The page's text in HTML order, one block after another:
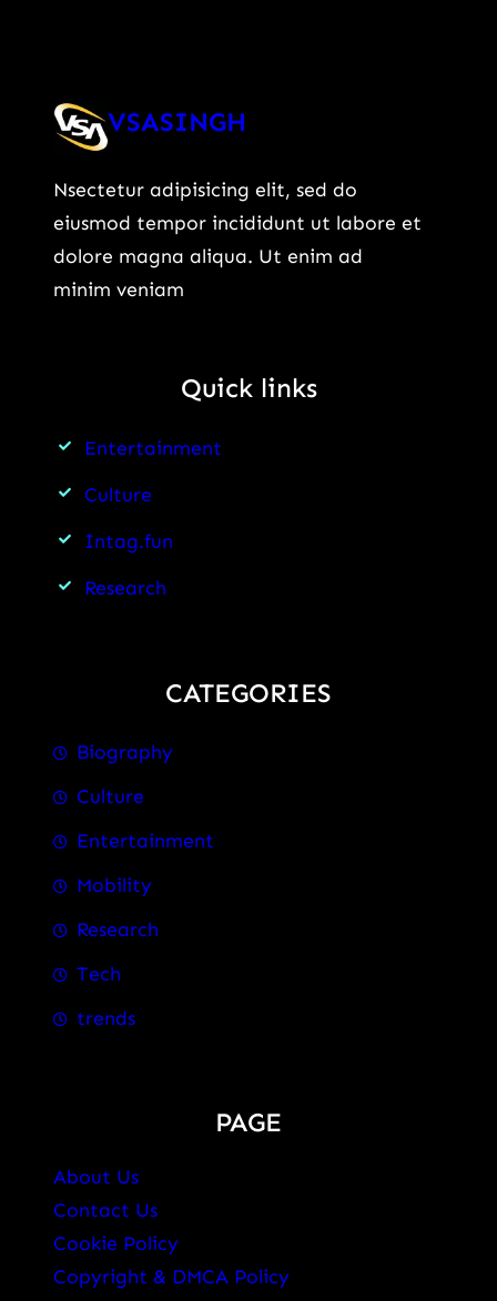
VSASINGH
Nsectetur adipisicing elit, sed do
eiusmod tempor incididunt ut labore et
dolore magna aliqua. Ut enim ad
minim veniam
Quick links
Entertainment
Culture
Intag.fun
Research
CATEGORIES
Biography
Culture
Entertainment
Mobility
Research
Tech
trends
PAGE
About Us
Contact Us
Cookie Policy
Copyright & DMCA Policy